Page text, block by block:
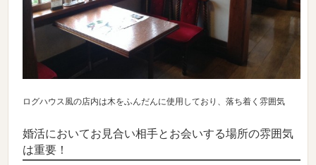
ログハウス風の店内は木をふんだんに使用しており、落ち着く雰囲気
婚活においてお見合い相手とお会いする場所の雰囲気
は重要！